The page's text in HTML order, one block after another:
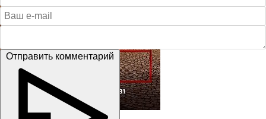
Отправить комментарий